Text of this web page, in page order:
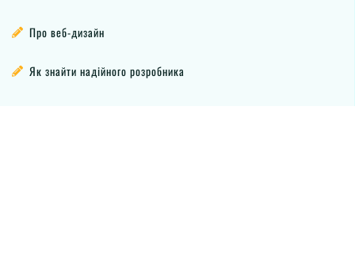
Про веб-дизайн
Як знайти надійного розробника